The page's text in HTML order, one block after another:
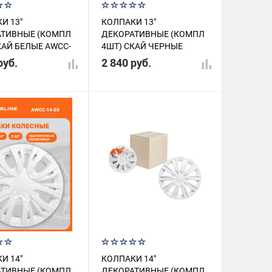
13"
(КОМПЛ
БЕЛЫЕ AWCC-
КОЛПАКИ 13"
ДЕКОРАТИВНЫЕ (КОМПЛ
4ШТ) СКАЙ ЧЕРНЫЕ
AWCC-13-13
2 840 руб.
14"
КОЛПАКИ 14"